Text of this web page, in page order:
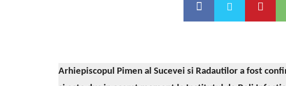
Arhiepiscopul Pimen al Sucevei si Radautilor a fost